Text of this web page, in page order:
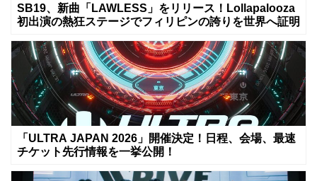
SB19、新曲「LAWLESS」をリリース！Lollapalooza
初出演の熱狂ステージでフィリピンの誇りを世界へ証明
「ULTRA JAPAN 2026」開催決定！日程、会場、最速
チケット先行情報を一挙公開！